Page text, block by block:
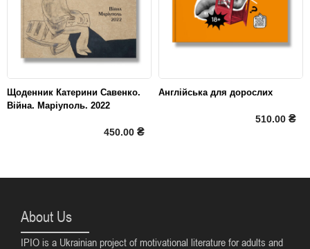
Щоденник Катерини Савенко.
Війна. Маріуполь. 2022
450.00 ₴
Англійська для дорослих
510.00 ₴
About Us
IPIO is a Ukrainian project of motivational literature for adults and